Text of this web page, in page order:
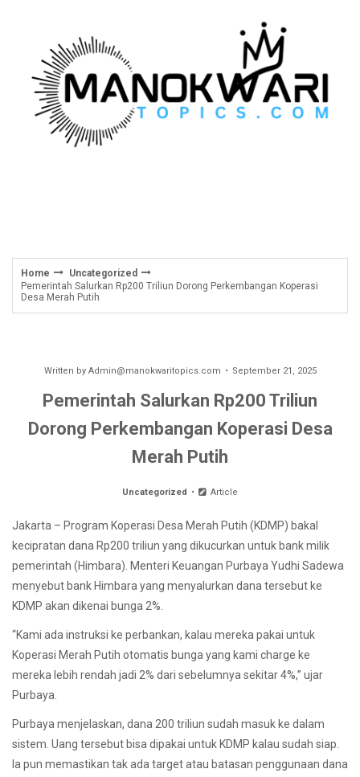
Home
Uncategorized
Pemerintah Salurkan Rp200 Triliun Dorong Perkembangan Koperasi
Desa Merah Putih
Written by Admin@manokwaritopics.com September 21, 2025
Pemerintah Salurkan Rp200 Triliun
Dorong Perkembangan Koperasi Desa
Merah Putih
Uncategorized Article
Jakarta – Program Koperasi Desa Merah Putih (KDMP) bakal
kecipratan dana Rp200 triliun yang dikucurkan untuk bank milik
pemerintah (Himbara). Menteri Keuangan Purbaya Yudhi Sadewa
menyebut bank Himbara yang menyalurkan dana tersebut ke
KDMP akan dikenai bunga 2%.
“Kami ada instruksi ke perbankan, kalau mereka pakai untuk
Koperasi Merah Putih otomatis bunga yang kami charge ke
mereka lebih rendah jadi 2% dari sebelumnya sekitar 4%,” ujar
Purbaya.
Purbaya menjelaskan, dana 200 triliun sudah masuk ke dalam
sistem. Uang tersebut bisa dipakai untuk KDMP kalau sudah siap.
Ia pun memastikan tak ada target atau batasan penggunaan dana